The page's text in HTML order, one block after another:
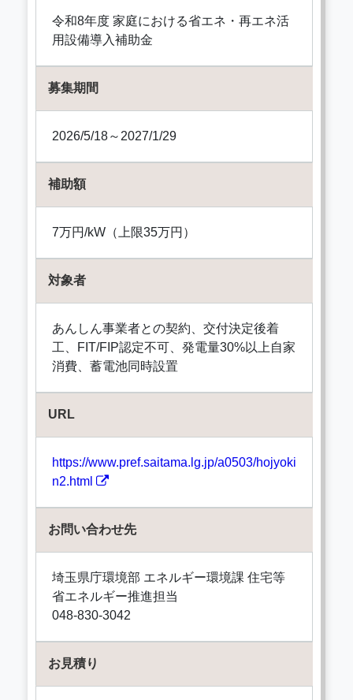
令和8年度 家庭における省エネ・再エネ活
用設備導入補助金
募集期間
2026/5/18～2027/1/29
補助額
7万円/kW（上限35万円）
対象者
あんしん事業者との契約、交付決定後着
工、FIT/FIP認定不可、発電量30%以上自家
消費、蓄電池同時設置
URL
https://www.pref.saitama.lg.jp/a0503/hojyoki
n2.html
お問い合わせ先
埼玉県庁環境部 エネルギー環境課 住宅等
省エネルギー推進担当
048-830-3042
お見積り